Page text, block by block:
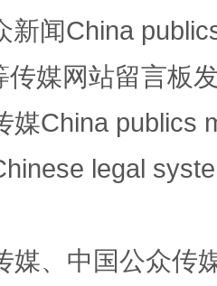
？
新闻China
传媒网站留言板
媒China publics
legal
媒、中国公众传